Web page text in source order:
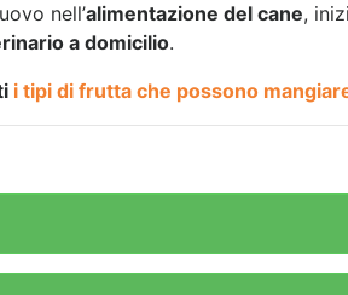
nell’alimentazione del cane,
a domicilio.
i tipi di frutta che possono